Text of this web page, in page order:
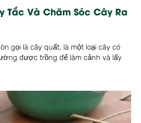
Tắc Và Chăm Sóc Cây Ra
gọi là cây quất, là một loại cây có
được trồng để làm cảnh và lấy